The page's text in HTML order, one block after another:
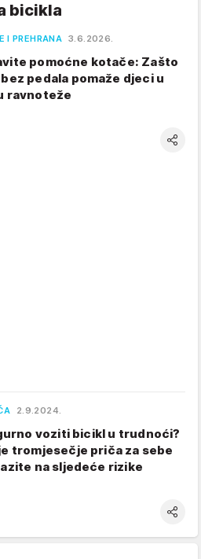
bicikla
I PREHRANA 3.6.2026.
pomoćne kotače: Zašto
pedala pomaže djeci u
ravnoteže
2.9.2024.
voziti bicikl u trudnoći?
tromjesečje priča za sebe
na sljedeće rizike